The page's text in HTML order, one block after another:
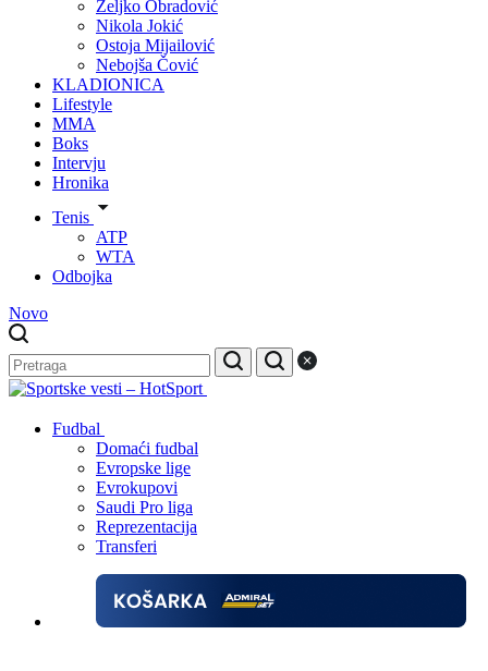
Željko Obradović
Nikola Jokić
Ostoja Mijailović
Nebojša Čović
KLADIONICA
Lifestyle
MMA
Boks
Intervju
Hronika
Tenis
ATP
WTA
Odbojka
Novo
Fudbal
Domaći fudbal
Evropske lige
Evrokupovi
Saudi Pro liga
Reprezentacija
Transferi